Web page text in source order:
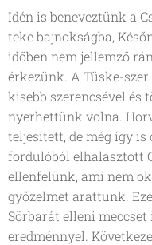
Idén is beneveztünk a
teke bajnokságba,
időben nem jellemző
érkezünk. A Tüske-
kisebb szerencsével és
nyerhettünk volna.
teljesített, de még így
fordulóból elhalasztott
ellenfelünk, ami nem
győzelmet arattunk.
Sörbarát elleni meccset
eredménnyel.